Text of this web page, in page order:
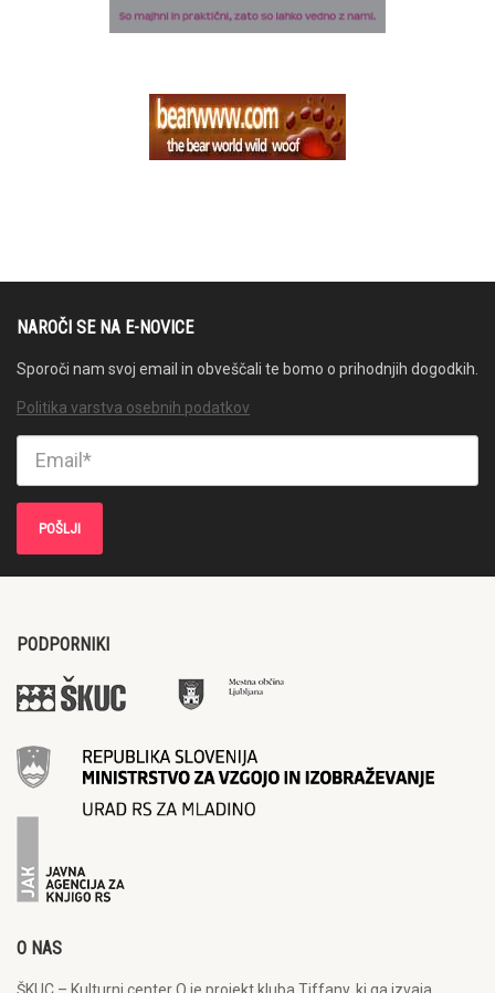
NAROČI SE NA E-NOVICE
Sporoči nam svoj email in obveščali te bomo o prihodnjih dogodkih.
Politika varstva osebnih podatkov
PODPORNIKI
O NAS
ŠKUC – Kulturni center Q je projekt kluba Tiffany, ki ga izvaja